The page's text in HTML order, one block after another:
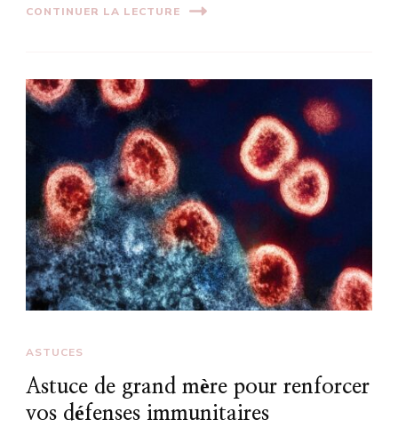
CONTINUER LA LECTURE
ASTUCES
Astuce de grand mère pour renforcer
vos défenses immunitaires